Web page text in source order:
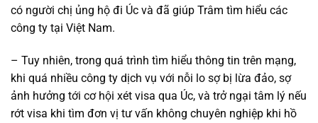
có người chị ủng hộ đi Úc và đã giúp Trâm tìm hiểu các
công ty tại Việt Nam.
– Tuy nhiên, trong quá trình tìm hiểu thông tin trên mạng,
khi quá nhiều công ty dịch vụ với nỗi lo sợ bị lừa đảo, sợ
ảnh hưởng tới cơ hội xét visa qua Úc, và trở ngại tâm lý nếu
rớt visa khi tìm đơn vị tư vấn không chuyên nghiệp khi hồ